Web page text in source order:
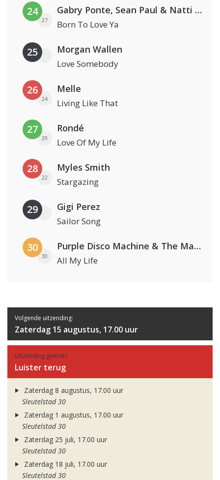
24
27
Gabry Ponte, Sean Paul & Natti Natasha
Born To Love Ya
25 Morgan Wallen
Love Somebody
26
24
Melle
Living Like That
27
29
Rondé
Love Of My Life
28
22
Myles Smith
Stargazing
29 Gigi Perez
Sailor Song
30
30
Purple Disco Machine & The Magician
All My Life
Volgende uitzending:
Zaterdag 15 augustus, 17.00 uur
Uitzending gemist?
Luister terug
Zaterdag 8 augustus, 17.00 uur
Sleutelstad 30
Zaterdag 1 augustus, 17.00 uur
Sleutelstad 30
Zaterdag 25 juli, 17.00 uur
Sleutelstad 30
Zaterdag 18 juli, 17.00 uur
Sleutelstad 30